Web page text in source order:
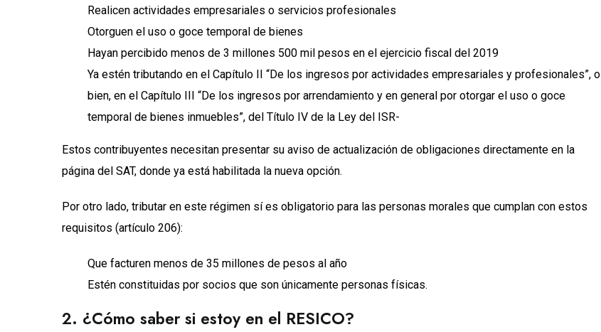
Realicen actividades empresariales o servicios profesionales
Otorguen el uso o goce temporal de bienes
Hayan percibido menos de 3 millones 500 mil pesos en el ejercicio fiscal del 2019
Ya estén tributando en el Capítulo II “De los ingresos por actividades empresariales y profesionales”, o
bien, en el Capítulo III “De los ingresos por arrendamiento y en general por otorgar el uso o goce
temporal de bienes inmuebles”, del Título IV de la Ley del ISR-
Estos contribuyentes necesitan presentar su aviso de actualización de obligaciones directamente en la
página del SAT, donde ya está habilitada la nueva opción.
Por otro lado, tributar en este régimen sí es obligatorio para las personas morales que cumplan con estos
requisitos (artículo 206):
Que facturen menos de 35 millones de pesos al año
Estén constituidas por socios que son únicamente personas físicas.
2. ¿Cómo saber si estoy en el RESICO?